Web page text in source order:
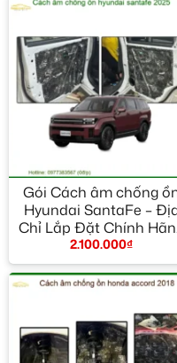
Gói Cách âm chống
Hyundai SantaFe –
Chỉ Lắp Đặt Chính
TPHCM
2.100.000₫